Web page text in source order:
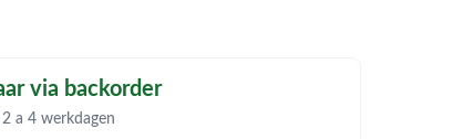
via backorder
a 4 werkdagen